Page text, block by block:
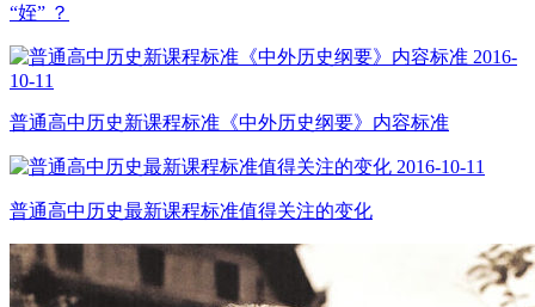
“姪” ？
2016-
10-11
普通高中历史新课程标准《中外历史纲要》内容标准
2016-10-11
普通高中历史最新课程标准值得关注的变化